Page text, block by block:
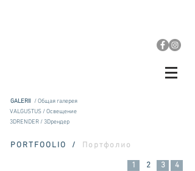
VALGUSTUS / Освещение
3DRENDER / 3Dрендер
GALERII / Общая галерея
PORTFOOLIO / Портфолио
1 2 3 4